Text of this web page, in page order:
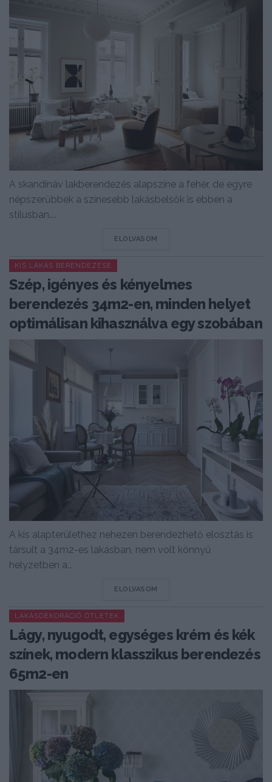
A skandináv lakberendezés alapszíne a fehér, de egyre
népszerűbbek a színesebb lakásbelsők is ebben a
stílusban....
ELOLVASOM
KIS LAKÁS BERENDEZÉSE
Szép, igényes és kényelmes
berendezés 34m2-en, minden helyet
optimálisan kihasználva egy szobában
A kis alapterülethez nehezen berendezhető elosztás is
társult a 34m2-es lakásban, nem volt könnyű
helyzetben a...
ELOLVASOM
LAKÁSDEKORÁCIÓ ÖTLETEK
Lágy, nyugodt, egységes krém és kék
színek, modern klasszikus berendezés
65m2-en